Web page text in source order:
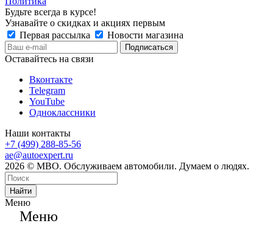
Будьте всегда в курсе!
Узнавайте о скидках и акциях первым
Первая рассылка
Новости магазина
Оставайтесь на связи
Вконтакте
Telegram
YouTube
Одноклассники
Наши контакты
+7 (499) 288-85-56
ae@autoexpert.ru
2026 © МВО. Обслуживаем автомобили. Думаем о людях.
Найти
Меню
Меню